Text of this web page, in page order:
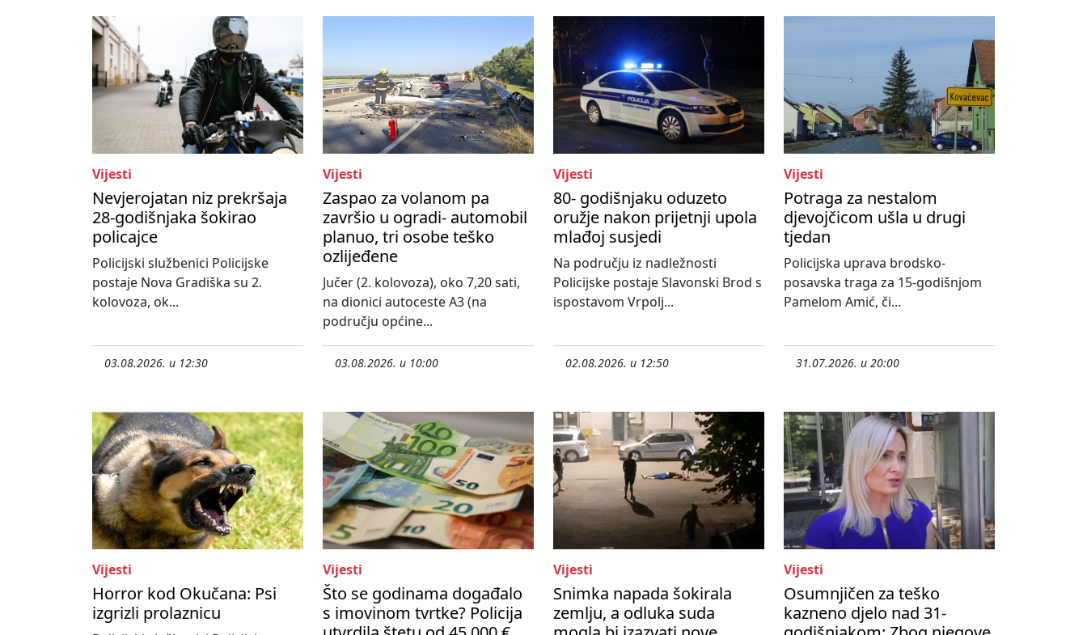
Vijesti
Nevjerojatan niz prekršaja
28-godišnjaka šokirao
policajce
Policijski službenici Policijske
postaje Nova Gradiška su 2.
kolovoza, ok...
03.08.2026. u 12:30
Vijesti
Zaspao za volanom pa
završio u ogradi- automobil
planuo, tri osobe teško
ozlijeđene
Jučer (2. kolovoza), oko 7,20 sati,
na dionici autoceste A3 (na
području općine...
03.08.2026. u 10:00
Vijesti
80- godišnjaku oduzeto
oružje nakon prijetnji upola
mlađoj susjedi
Na području iz nadležnosti
Policijske postaje Slavonski Brod s
ispostavom Vrpolj...
02.08.2026. u 12:50
Vijesti
Potraga za nestalom
djevojčicom ušla u drugi
tjedan
Policijska uprava brodsko-
posavska traga za 15-godišnjom
Pamelom Amić, či...
31.07.2026. u 20:00
Vijesti
Horror kod Okučana: Psi
izgrizli prolaznicu
Vijesti
Što se godinama događalo
s imovinom tvrtke? Policija
Vijesti
Snimka napada šokirala
zemlju, a odluka suda
Vijesti
Osumnjičen za teško
kazneno djelo nad 31-